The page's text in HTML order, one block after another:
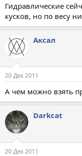
Гидравлические
кусков, но по весу
Аксал
20 Дек 2011
А чем можно взять
Darkcat
20 Дек 2011